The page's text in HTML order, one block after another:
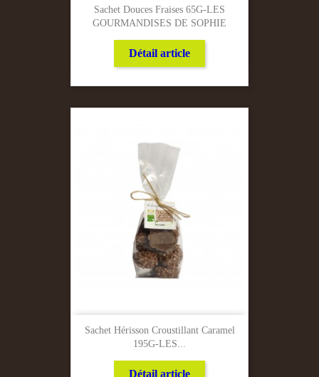
Sachet Douces Fraises 65G-LES
GOURMANDISES DE SOPHIE
Détail article
Sachet Hérisson Croustillant Caramel
195G-LES...
Détail article